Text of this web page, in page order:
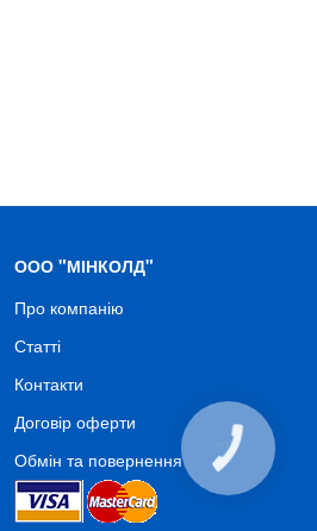
ООО "МІНКОЛД"
Про компанію
Статті
Контакти
Договір оферти
Обмін та повернення
КНОПКА
СВЯЗИ